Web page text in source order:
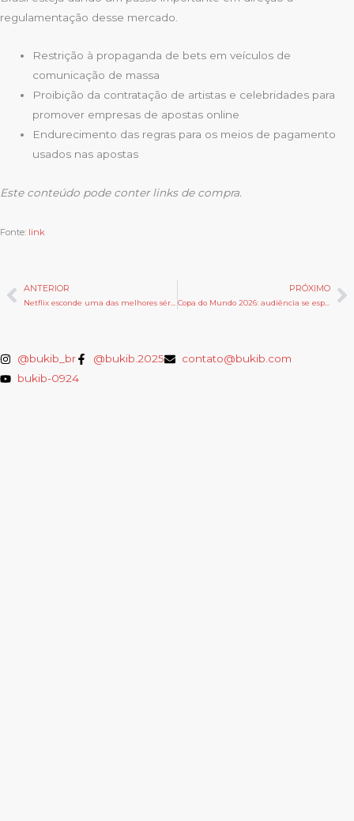
regulamentação desse mercado.
Restrição à propaganda de bets em veículos de
comunicação de massa
Proibição da contratação de artistas e celebridades para
promover empresas de apostas online
Endurecimento das regras para os meios de pagamento
usados nas apostas
Este conteúdo pode conter links de compra.
Fonte: link
Anterior
ANTERIOR
Netflix esconde uma das melhores séries de mistério dos últimos anos
PRÓXIMO
Copa do Mundo 2026: audiência se espalha entre TV, streaming e redes sociais
@bukib_br @bukib.2025
contato@bukib.com
bukib-0924